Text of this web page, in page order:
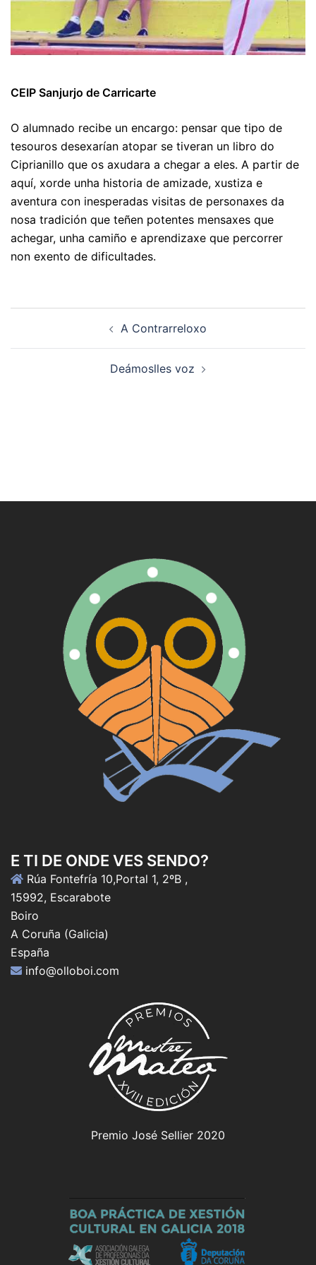
CEIP Sanjurjo de Carricarte
O alumnado recibe un encargo: pensar que tipo de
tesouros desexarían atopar se tiveran un libro do
Ciprianillo que os axudara a chegar a eles. A partir de
aquí, xorde unha historia de amizade, xustiza e
aventura con inesperadas visitas de personaxes da
nosa tradición que teñen potentes mensaxes que
achegar, unha camiño e aprendizaxe que percorrer
non exento de dificultades.
A Contrarreloxo
Deámoslles voz
E TI DE ONDE VES SENDO?
Rúa Fontefría 10,Portal 1, 2ºB ,
15992, Escarabote
Boiro
A Coruña (Galicia)
España
info@olloboi.com
Premio José Sellier 2020